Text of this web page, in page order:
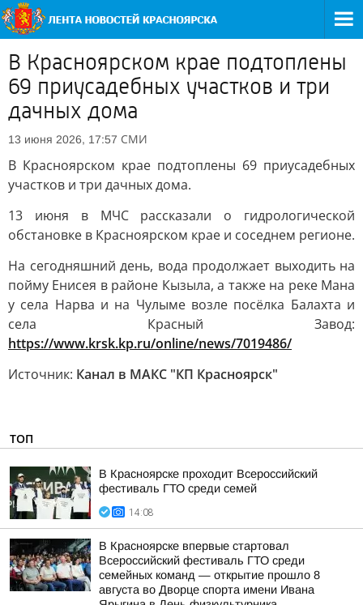
В Красноярском крае подтоплены
69 приусадебных участков и три
дачных дома
13 июня 2026, 17:57 СМИ
В Красноярском крае подтоплены 69 приусадебных
участков и три дачных дома.
13 июня в МЧС рассказали о гидрологической
обстановке в Красноярском крае и соседнем регионе.
На сегодняшний день, вода продолжает выходить на
пойму Енисея в районе Кызыла, а также на реке Мана
у села Нарва и на Чулыме возле посёлка Балахта и
села Красный Завод:
https://www.krsk.kp.ru/online/news/7019486/
Источник: Канал в МАКС "КП Красноярск"
ТОП
В Красноярске проходит Всероссийский
фестиваль ГТО среди семей
14:08
В Красноярске впервые стартовал
Всероссийский фестиваль ГТО среди
семейных команд — открытие прошло 8
августа во Дворце спорта имени Ивана